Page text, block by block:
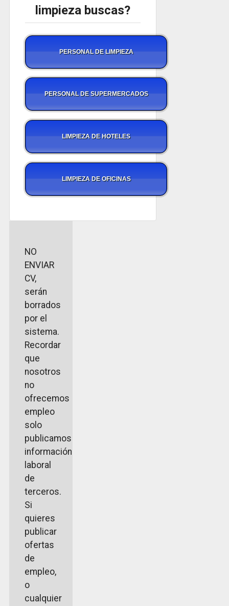
limpieza buscas?
PERSONAL DE LIMPIEZA
PERSONAL DE SUPERMERCADOS
LIMPIEZA DE HOTELES
LIMPIEZA DE OFICINAS
NO
ENVIAR
CV,
serán
borrados
por el
sistema.
Recordar
que
nosotros
no
ofrecemos
empleo
solo
publicamos
información
laboral
de
terceros.
Si
quieres
publicar
ofertas
de
empleo,
o
cualquier